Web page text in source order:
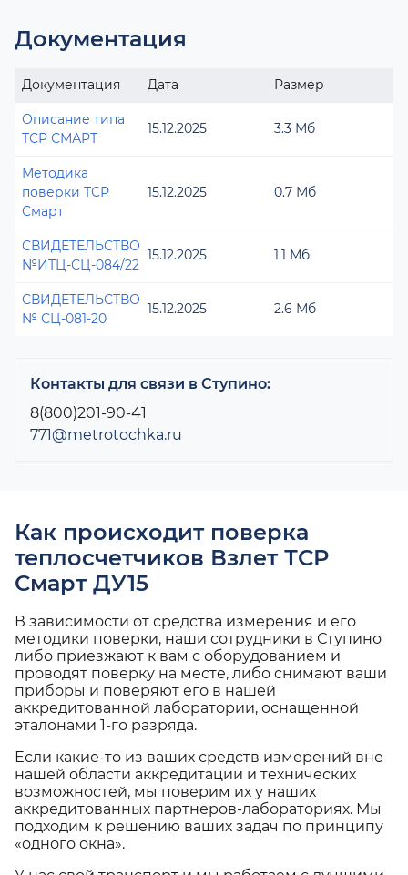
Документация
Документация Дата Размер
Описание типа
ТСР СМАРТ
15.12.2025 3.3 Мб
Методика
поверки ТСР
Смарт
15.12.2025 0.7 Мб
СВИДЕТЕЛЬСТВО
№ИТЦ-СЦ-084/22
15.12.2025 1.1 Мб
СВИДЕТЕЛЬСТВО
№ СЦ-081-20
15.12.2025 2.6 Мб
Контакты для связи в Ступино:
8(800)201-90-41
771@metrotochka.ru
Как происходит поверка
теплосчетчиков Взлет ТСР
Смарт ДУ15
В зависимости от средства измерения и его
методики поверки, наши сотрудники в Ступино
либо приезжают к вам с оборудованием и
проводят поверку на месте, либо снимают ваши
приборы и поверяют его в нашей
аккредитованной лаборатории, оснащенной
эталонами 1-го разряда.
Если какие-то из ваших средств измерений вне
нашей области аккредитации и технических
возможностей, мы поверим их у наших
аккредитованных партнеров-лабораториях. Мы
подходим к решению ваших задач по принципу
«одного окна».